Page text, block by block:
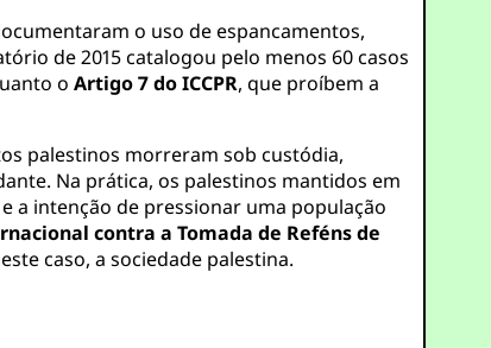
o uso de espancamentos,
de 2015 catalogou pelo menos 60 casos
oArtigo 7 do ICCPR, que proíbem a
palestinos morreram sob custódia,
Na prática, os palestinos mantidos em
a intenção de pressionar uma população
contra a Tomada de Reféns de
caso, a sociedade palestina.